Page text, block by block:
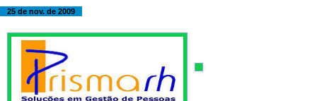
25 de nov. de 2009